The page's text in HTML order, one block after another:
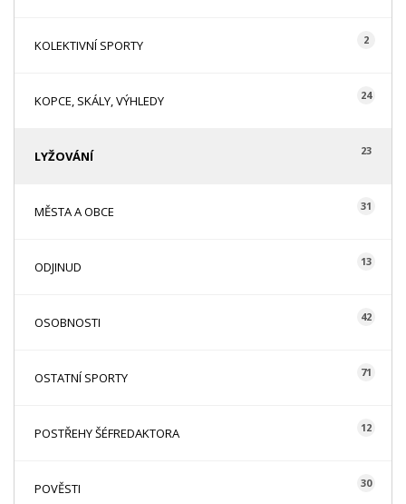
KOLEKTIVNÍ SPORTY 2
KOPCE, SKÁLY, VÝHLEDY 24
LYŽOVÁNÍ 23
MĚSTA A OBCE 31
ODJINUD 13
OSOBNOSTI 42
OSTATNÍ SPORTY 71
POSTŘEHY ŠÉFREDAKTORA 12
POVĚSTI 30